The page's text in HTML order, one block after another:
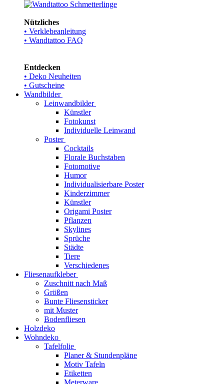
Nützliches
• Verklebeanleitung
• Wandtattoo FAQ
Entdecken
• Deko Neuheiten
• Gutscheine
Wandbilder
Leinwandbilder
Künstler
Fotokunst
Individuelle Leinwand
Poster
Cocktails
Florale Buchstaben
Fotomotive
Humor
Individualisierbare Poster
Kinderzimmer
Künstler
Origami Poster
Pflanzen
Skylines
Sprüche
Städte
Tiere
Verschiedenes
Fliesenaufkleber
Zuschnitt nach Maß
Größen
Bunte Fliesensticker
mit Muster
Bodenfliesen
Holzdeko
Wohndeko
Tafelfolie
Planer & Stundenpläne
Motiv Tafeln
Etiketten
Meterware